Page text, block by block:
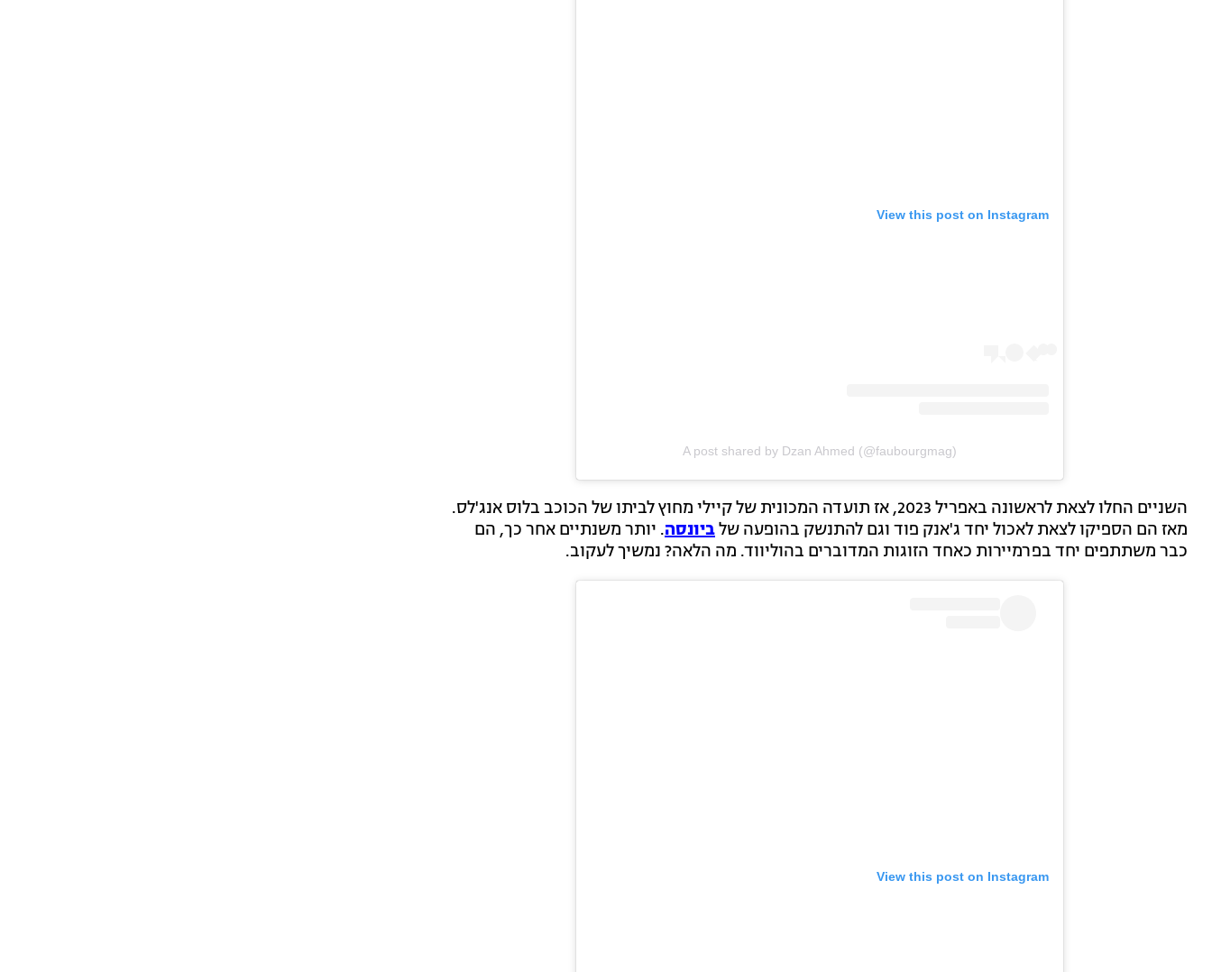
View this post on Instagram
A post shared by Dzan Ahmed (@faubourgmag)
השניים החלו לצאת לראשונה באפריל 2023, אז תועדה המכונית של קיילי מחוץ לביתו של הכוכב בלוס אנג'לס.
מאז הם הספיקו לצאת לאכול יחד ג'אנק פוד וגם להתנשק בהופעה שלביונסה. יותר משנתיים אחר כך, הם
כבר משתתפים יחד בפרמיירות כאחד הזוגות המדוברים בהוליווד. מה הלאה? נמשיך לעקוב.
View this post on Instagram